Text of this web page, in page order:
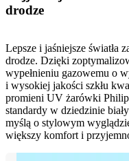
drodze
Lepsze i jaśniejsze światła
drodze. Dzięki
wypełnieniu gazowemu o
i wysokiej jakości szkłu
promieni UV żarówki
standardy w dziedzinie
myślą o stylowym
większy komfort i